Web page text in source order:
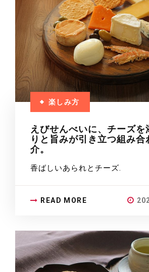
楽しみ方
えびせんべいに、チーズを
りと旨みが引き立つ組み合
介。
香ばしいあられとチーズ.
READ MORE